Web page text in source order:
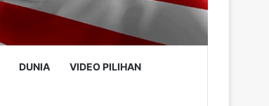
DUNIA VIDEO PILIHAN